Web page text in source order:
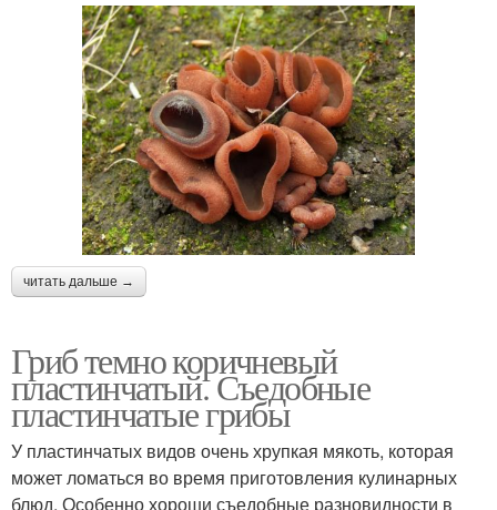
читать дальше →
Гриб темно коричневый
пластинчатый. Съедобные
пластинчатые грибы
У пластинчатых видов очень хрупкая мякоть, которая
может ломаться во время приготовления кулинарных
блюд. Особенно хороши съедобные разновидности в